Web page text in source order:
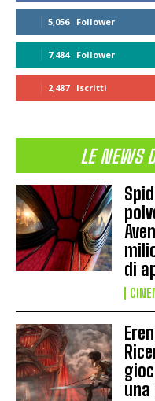
5,056 Follower
7,484 Follower
2,487 Iscritti
LE NEWS
di